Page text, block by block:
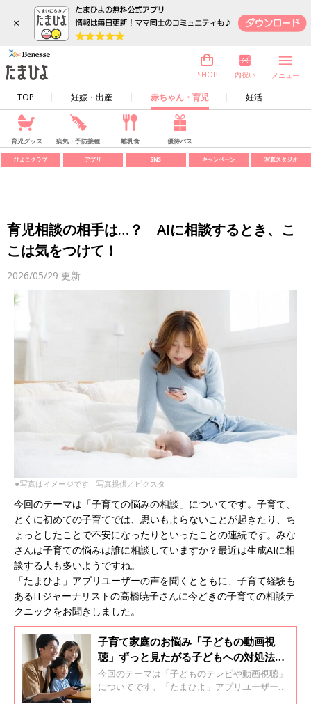
×
TOP 妊娠・出産 赤ちゃん・育児 妊活
SHOP 内祝い メニュー
育児グッズ 病気・予防接種 離乳食 優待パス
ひよこクラブ アプリ SNS キャンペーン 写真スタジオ
育児相談の相手は…？ AIに相談するとき、こ
こは気をつけて！
2026/05/29 更新
⚫︎写真はイメージです 写真提供／ピクスタ
今回のテーマは「子育ての悩みの相談」についてです。子育て、
とくに初めての子育てでは、思いもよらないことが起きたり、ち
ょっとしたことで不安になったりといったことの連続です。みな
さんは子育ての悩みは誰に相談していますか？最近は生成AIに相
談する人も多いようですね。
「たまひよ」アプリユーザーの声を聞くとともに、子育て経験も
あるITジャーナリストの高橋暁子さんに今どきの子育ての相談テ
クニックをお聞きしました。
子育て家庭のお悩み「子どもの動画視
聴」ずっと見たがる子どもへの対処法
は？『スマホで受験に失敗する子どもた
ち』の著者に聞く
今回のテーマは「子どものテレビや動画視聴」
についてです。「たまひよ」アプリユーザーの